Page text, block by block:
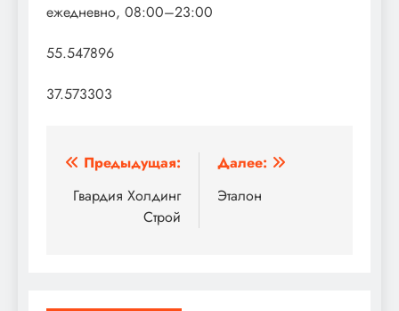
ежедневно, 08:00–23:00
55.547896
37.573303
Навигация
по
записям
Предыдущая:
Гвардия Холдинг
Строй
Далее:
Эталон